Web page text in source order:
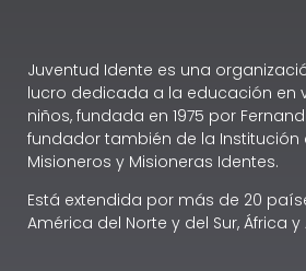
Juventud Idente es una
lucro dedicada a la educación en
niños, fundada en 1975 por
fundador también de la Institución
Misioneros y Misioneras Identes.
Está extendida por más de 20
América del Norte y del Sur, África y